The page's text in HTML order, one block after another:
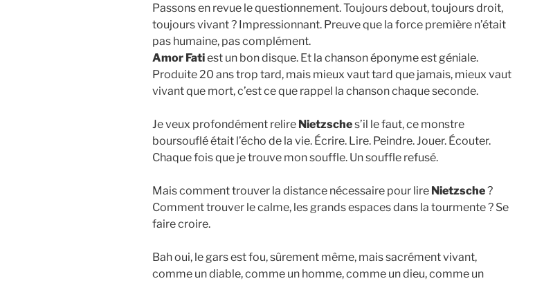
Passons en revue le questionnement. Toujours debout, toujours droit,
toujours vivant ? Impressionnant. Preuve que la force première n’était
pas humaine, pas complément.
Amor Fatiest un bon disque. Et la chanson éponyme est géniale.
Produite 20 ans trop tard, mais mieux vaut tard que jamais, mieux vaut
vivant que mort, c’est ce que rappel la chanson chaque seconde.
Je veux profondément relire Nietzsches’il le faut, ce monstre
boursouflé était l’écho de la vie. Écrire. Lire. Peindre. Jouer. Écouter.
Chaque fois que je trouve mon souffle. Un souffle refusé.
Mais comment trouver la distance nécessaire pour lire Nietzsche?
Comment trouver le calme, les grands espaces dans la tourmente ? Se
faire croire.
Bah oui, le gars est fou, sûrement même, mais sacrément vivant,
comme un diable, comme un homme, comme un dieu, comme un